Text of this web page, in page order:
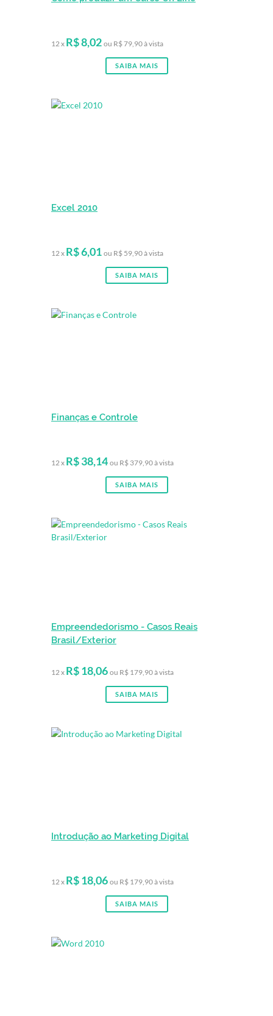
12 x R$ 8,02 ou R$ 79,90 à vista
SAIBA MAIS
Excel 2010
12 x R$ 6,01 ou R$ 59,90 à vista
SAIBA MAIS
Finanças e Controle
12 x R$ 38,14 ou R$ 379,90 à vista
SAIBA MAIS
Empreendedorismo - Casos Reais
Brasil/Exterior
12 x R$ 18,06 ou R$ 179,90 à vista
SAIBA MAIS
Introdução ao Marketing Digital
12 x R$ 18,06 ou R$ 179,90 à vista
SAIBA MAIS